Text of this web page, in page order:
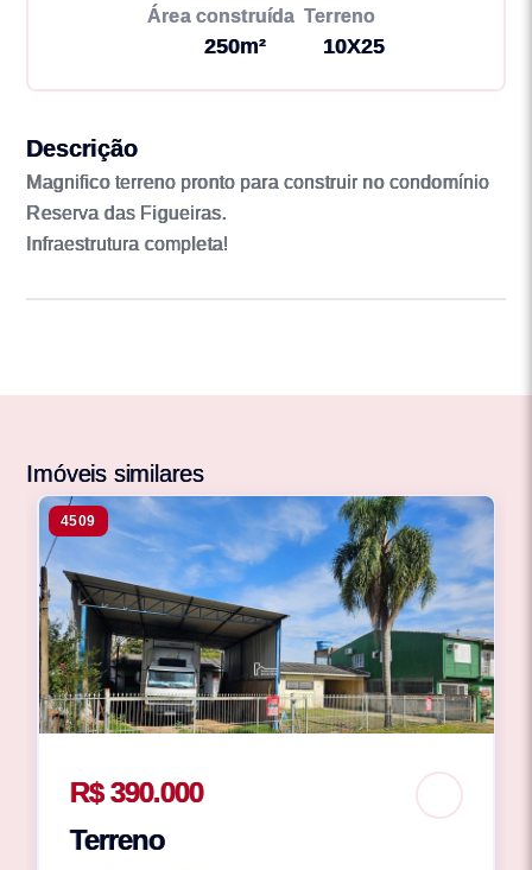
Área construída
250m²
Terreno
10X25
Descrição
Magnifico terreno pronto para construir no condomínio
Reserva das Figueiras.
Infraestrutura completa!
Imóveis similares
4509
R$ 390.000
Terreno